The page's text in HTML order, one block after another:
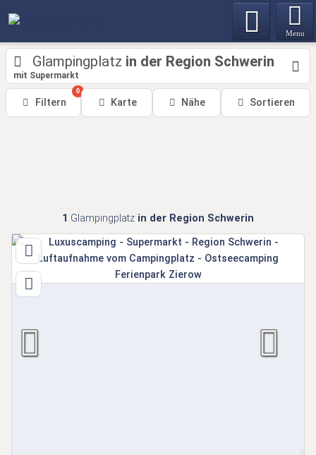
Menu
Glampingplatz in der Region Schwerin
mit Supermarkt
Filtern
0
Karte Nähe Sortieren
1 Glampingplatz in der Region Schwerin